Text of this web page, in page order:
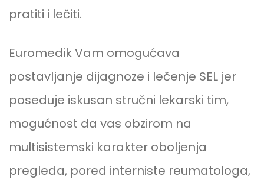
pratiti i lečiti.
Euromedik Vam omogućava
postavljanje dijagnoze i lečenje SEL jer
poseduje iskusan stručni lekarski tim,
mogućnost da vas obzirom na
multisistemski karakter oboljenja
pregleda, pored interniste reumatologa,